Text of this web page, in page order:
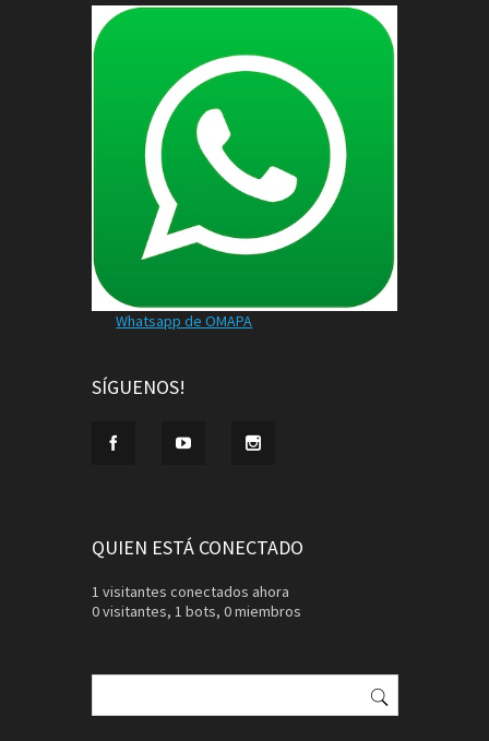
Whatsapp de OMAPA
SÍGUENOS!
QUIEN ESTÁ CONECTADO
1 visitantes conectados ahora
0 visitantes, 1 bots, 0 miembros
Buscar: